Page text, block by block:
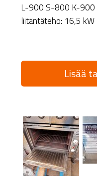
L-900 S-800 K-
liitäntäteho: 16,5 kW
Lisää